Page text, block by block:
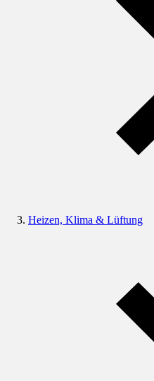
Heizen, Klima & Lüftung